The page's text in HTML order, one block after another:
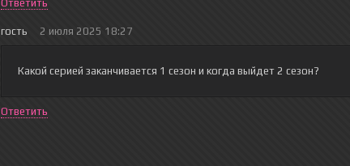
Ответить
гость 2 июля 2025 18:27
Какой серией заканчивается 1 сезон и когда выйдет 2 сезон?
Ответить